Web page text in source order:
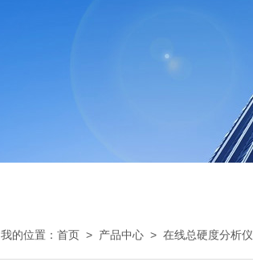
我的位置： 首页 > 产品中心 > 在线总硬度分析仪